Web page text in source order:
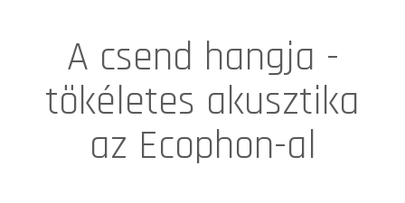
A csend hangja -
tökéletes akusztika
az Ecophon-al